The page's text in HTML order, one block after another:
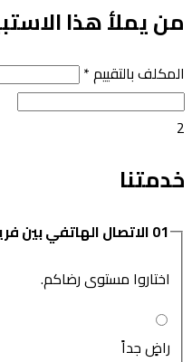
من يملأ هذا
المكلف بالتقييم*
خدمتنا
01الاتصال الهاتفي بين
اختاروا مستوى رضاكم.
راضٍ جداً